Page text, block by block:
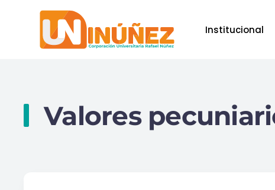
Skip to main content Institucional
Valores